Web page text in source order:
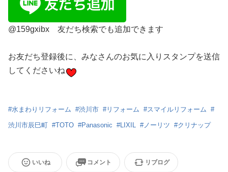
@159gxibx 友だち検索でも追加できます
お友だち登録後に、みなさんのお気に入りスタンプを送信
してくださいね
#水まわりリフォーム #渋川市 #リフォーム #スマイルリフォーム #
渋川市辰巳町 #TOTO #Panasonic #LIXIL #ノーリツ #クリナップ
いいね コメント リブログ